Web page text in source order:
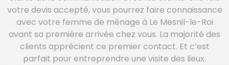
votre devis accepté, vous pourrez faire connaissance
avec votre femme de ménage à Le Mesnil-le-Roi
avant sa première arrivée chez vous. La majorité des
clients apprécient ce premier contact. Et c’est
parfait pour entreprendre une visite des lieux.